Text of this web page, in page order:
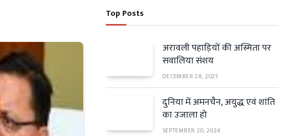
Top Posts
अरावली पहाड़ियों की अस्मिता पर
सवालिया संशय
DECEMBER 28, 2025
दुनिया में अमनचैन, अयुद्ध एवं शांति
का उजाला हो
SEPTEMBER 20, 2024